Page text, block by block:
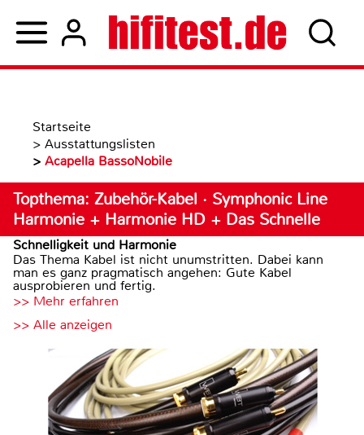
Startseite
> Ausstattungslisten
> Acapella BassoNobile
Topthema: Zubehör-Kabel · Symphonic Line
Harmonie + Harmonie HD + Das Schnelle
Schnelligkeit und Harmonie
Das Thema Kabel ist nicht unumstritten. Dabei kann
man es ganz pragmatisch angehen: Gute Kabel
ausprobieren und fertig.
>> Mehr erfahren
>> Alle anzeigen